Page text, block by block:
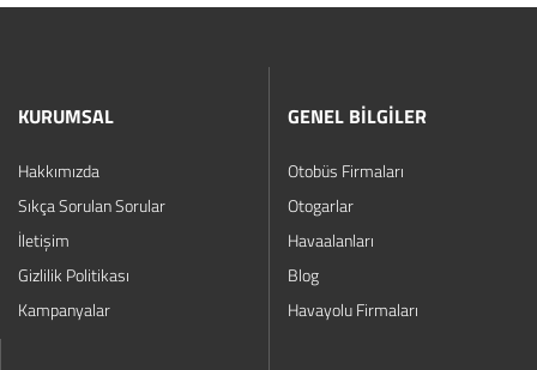
KURUMSAL
Hakkımızda
Sıkça Sorulan Sorular
İletişim
Gizlilik Politikası
Kampanyalar
GENEL BİLGİLER
Otobüs Firmaları
Otogarlar
Havaalanları
Blog
Havayolu Firmaları